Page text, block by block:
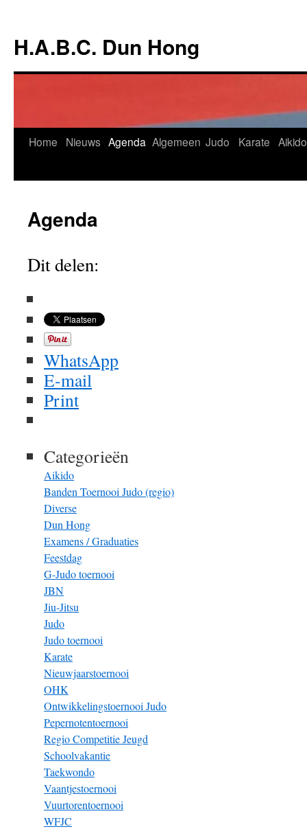
de
inhoud
H.A.B.C. Dun Hong
Home Nieuws Agenda Algemeen Judo Karate Aikido
Agenda
Dit delen:
WhatsApp
E-mail
Print
Categorieën
Aikido
Banden Toernooi Judo (regio)
Diverse
Dun Hong
Examens / Graduaties
Feestdag
G-Judo toernooi
JBN
Jiu-Jitsu
Judo
Judo toernooi
Karate
Nieuwjaarstoernooi
OHK
Ontwikkelingstoernooi Judo
Pepernotentoernooi
Regio Competitie Jeugd
Schoolvakantie
Taekwondo
Vaantjestoernooi
Vuurtorentoernooi
WFJC